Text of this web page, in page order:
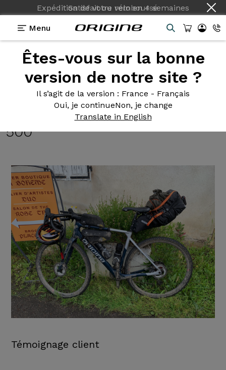
Expédition de votre véloen4 semaines
Menu
Êtes-vous sur la bonne
version de notre site ?
Il s’agit de la version : France - Français
Oui, je continueNon, je change
Translate in English
Témoignages>Graxx III - Shimano GRX810 2x11v -
Graxx III- Shimano GRX810
2x11v - Fulcrum Rapid Red
500
Témoignage client